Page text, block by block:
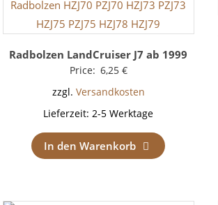
Radbolzen LandCruiser J7 ab 1999
Price: 6,25 €
zzgl. Versandkosten
Lieferzeit:2-5 Werktage
In den Warenkorb